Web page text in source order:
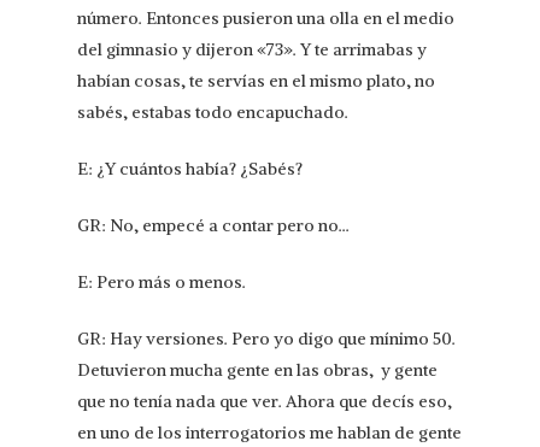
número. Entonces pusieron una olla en el medio
del gimnasio y dijeron «73». Y te arrimabas y
habían cosas, te servías en el mismo plato, no
sabés, estabas todo encapuchado.
E: ¿Y cuántos había? ¿Sabés?
GR: No, empecé a contar pero no…
E: Pero más o menos.
GR: Hay versiones. Pero yo digo que mínimo 50.
Detuvieron mucha gente en las obras, y gente
que no tenía nada que ver. Ahora que decís eso,
en uno de los interrogatorios me hablan de gente